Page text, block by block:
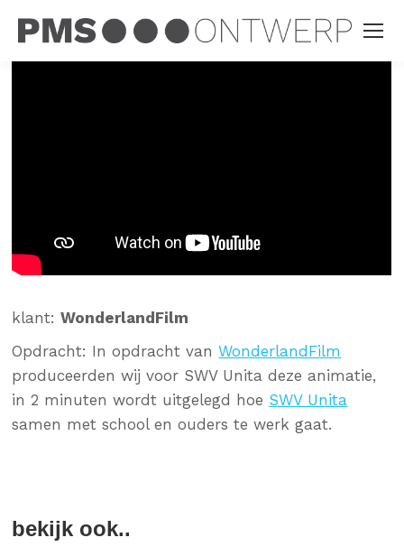
klant:WonderlandFilm
Opdracht: In opdracht vanWonderlandFilm
produceerden wij voor SWV Unitadeze animatie,
in 2 minuten wordt uitgelegd hoe SWV Unita
samen met school en ouders te werk gaat.
bekijk ook..